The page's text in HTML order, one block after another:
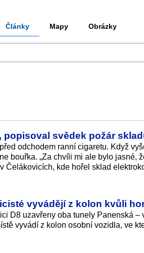
Články Mapy Obrázky
popisoval svědek požár
odchodem ranní cigaretu. Když
bouřka. „Za chvíli mi ale bylo jasné,
Čelákovicích, kde hořel sklad
vyvádějí z kolon kvůli
D8 uzavřeny oba tunely Panenská –
vyvádí z kolon osobní vozidla, ve